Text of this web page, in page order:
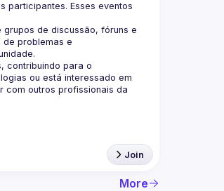
participantes. Esses eventos
grupos de discussão, fóruns e
de problemas e
contribuindo para o
ou está interessado em
com outros profissionais da
Join
More